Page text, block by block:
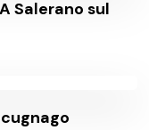
Salerano sul